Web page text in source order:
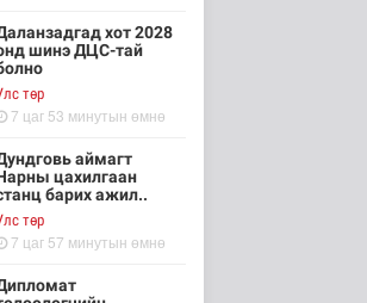
хот 2028
шинэ ДЦС-тай
төр
7 цаг 53 минутын өмнө
аймагт
цахилгаан
барих ажил..
төр
7 цаг 57 минутын өмнө